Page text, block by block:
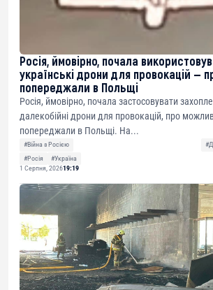
Росія, ймовірно, почала
українські дрони для провокацій —
попереджали в Польщі
Росія, ймовірно, почала застосовувати
далекобійні дрони для провокацій, про
попереджали в Польщі. На...
#Війна з Росією
#Росія
#Україна
1 Серпня, 202619:19